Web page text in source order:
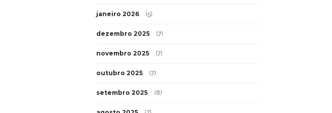
janeiro 2026 (5)
dezembro 2025 (7)
novembro 2025 (7)
outubro 2025 (7)
setembro 2025 (8)